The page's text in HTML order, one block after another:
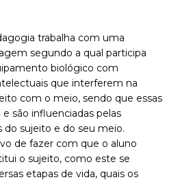
trabalha com uma
segundo a qual participa
biológico com
que interferem na
com o meio, sendo que essas
são influenciadas pelas
do sujeito e do seu meio.
de fazer com que o aluno
o sujeito, como este se
etapas de vida, quais os